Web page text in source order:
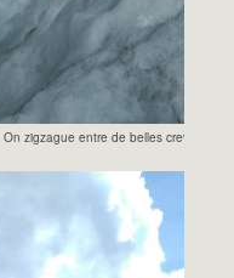
On zigzague entre de belles crevasses…